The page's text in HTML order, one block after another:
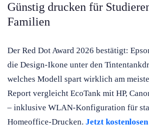
Günstig drucken für
Familien
Der Red Dot Award 2026 bestätigt:
die Design-Ikone unter den
welches Modell spart wirklich am
Report vergleicht EcoTank mit HP,
– inklusive WLAN-Konfiguration für
Homeoffice-Drucken. Jetzt